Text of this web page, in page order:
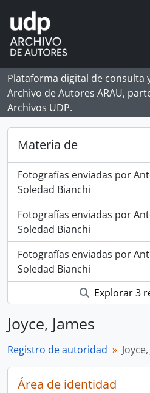
Skip to main content
Plataforma digital de consulta
Archivo de Autores ARAU,
Archivos UDP.
Materia de
Fotografías enviadas por
Soledad Bianchi
Fotografías enviadas por
Soledad Bianchi
Fotografías enviadas por
Soledad Bianchi
Explorar 3
Joyce, James
Registro de autoridad
Área de identidad